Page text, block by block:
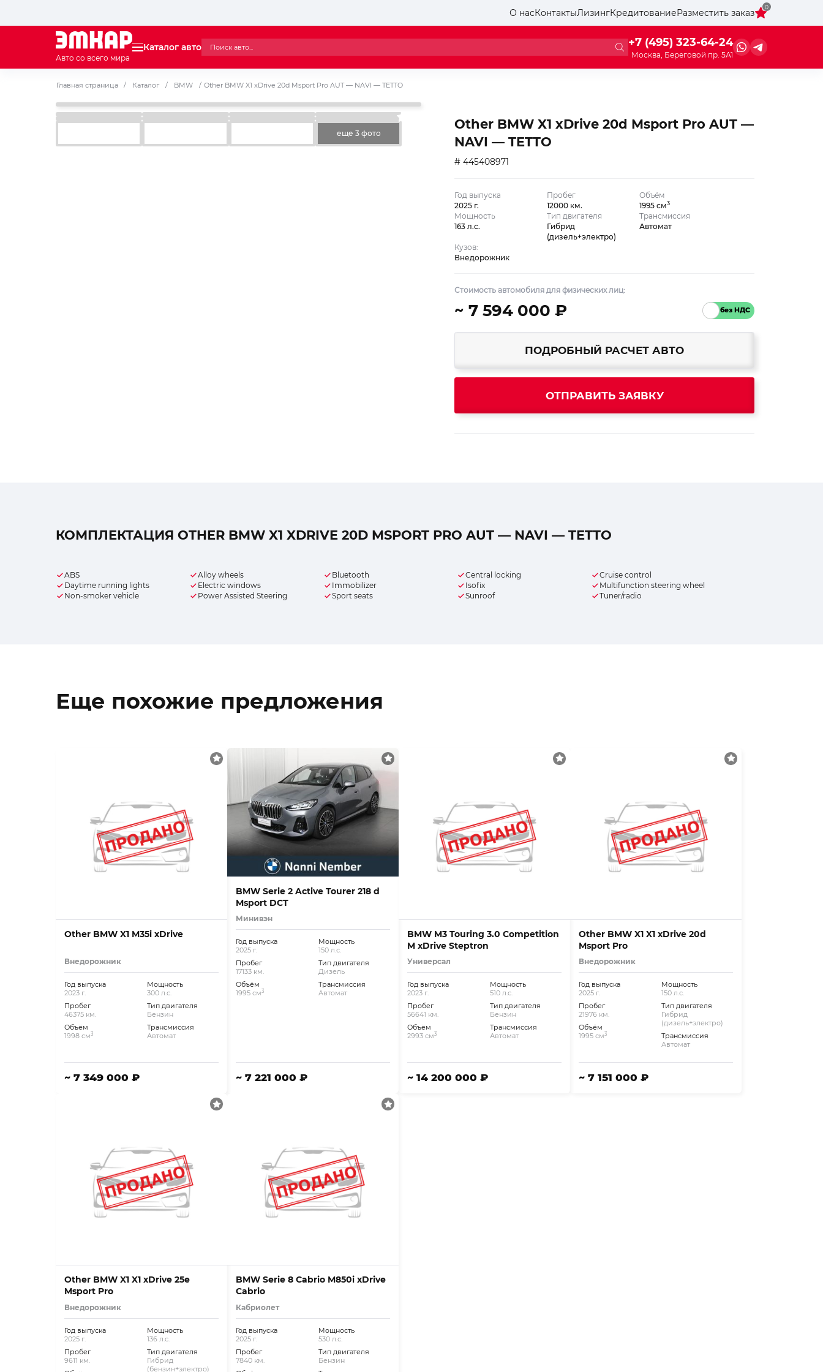
О насКонтактыЛизингКредитованиеРазместить заказ
0
Авто со всего мира
Каталог авто +7 (495) 323-64-24
Москва, Береговой пр. 5А1
Главная страница / Каталог / BMW / Other BMW X1 xDrive 20d Msport Pro AUT — NAVI — TETTO
еще 3 фото
Other BMW X1 xDrive 20d Msport Pro AUT —
NAVI — TETTO
# 445408971
Год выпуска
2025 г.
Пробег
12000 км.
Объём
1995 см3
Мощность
163 л.с.
Тип двигателя
Гибрид
(дизель+электро)
Трансмиссия
Автомат
Кузов:
Внедорожник
Стоимость автомобиля для физических лиц:
~ 7 594 000 ₽
ПОДРОБНЫЙ РАСЧЕТ АВТО
ОТПРАВИТЬ ЗАЯВКУ
КОМПЛЕКТАЦИЯ OTHER BMW X1 XDRIVE 20D MSPORT PRO AUT — NAVI — TETTO
ABS Alloy wheels Bluetooth Central locking
Cruise control
Daytime running lights
Electric windows Immobilizer Isofix
Multifunction steering wheel
Non-smoker vehicle
Power Assisted Steering Sport seats Sunroof Tuner/radio
Еще похожие предложения
Other BMW X1 M35i xDrive
Внедорожник
Год выпуска
2023 г.
Пробег
46375 км.
Объём
1998 см3
Мощность
300 л.с.
Тип двигателя
Бензин
Трансмиссия
Автомат
~ 7 349 000 ₽
BMW Serie 2 Active Tourer 218 d
Msport DCT
Минивэн
Год выпуска
2025 г.
Пробег
17133 км.
Объём
1995 см3
Мощность
150 л.с.
Тип двигателя
Дизель
Трансмиссия
Автомат
~ 7 221 000 ₽
BMW M3 Touring 3.0 Competition
M xDrive Steptron
Универсал
Год выпуска
2023 г.
Пробег
56641 км.
Объём
2993 см3
Мощность
510 л.с.
Тип двигателя
Бензин
Трансмиссия
Автомат
~ 14 200 000 ₽
Other BMW X1 X1 xDrive 20d
Msport Pro
Внедорожник
Год выпуска
2025 г.
Пробег
21976 км.
Объём
1995 см3
Мощность
150 л.с.
Тип двигателя
Гибрид
(дизель+электро)
Трансмиссия
Автомат
~ 7 151 000 ₽
Other BMW X1 X1 xDrive 25e
Msport Pro
Внедорожник
Год выпуска
2025 г.
Пробег
9611 км.
Мощность
136 л.с.
Тип двигателя
Гибрид
(бензин+электро)
BMW Serie 8 Cabrio M850i xDrive
Cabrio
Кабриолет
Год выпуска
2025 г.
Пробег
7840 км.
Мощность
530 л.с.
Тип двигателя
Бензин